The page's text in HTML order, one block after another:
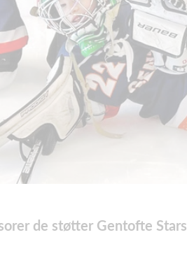
de støtter Gentofte Stars